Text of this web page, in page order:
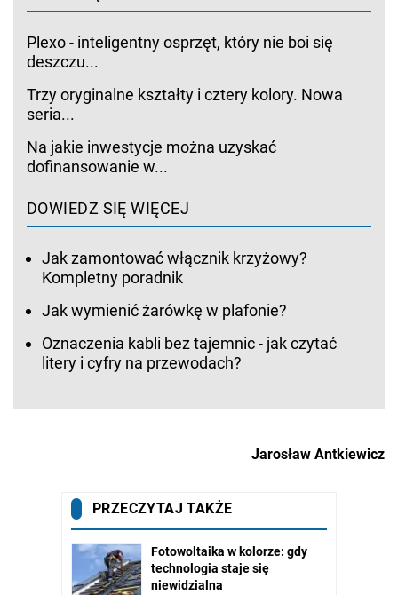
Plexo - inteligentny osprzęt, który nie boi się
deszczu...
Trzy oryginalne kształty i cztery kolory. Nowa
seria...
Na jakie inwestycje można uzyskać
dofinansowanie w...
DOWIEDZ SIĘ WIĘCEJ
Jak zamontować włącznik krzyżowy?
Kompletny poradnik
Jak wymienić żarówkę w plafonie?
Oznaczenia kabli bez tajemnic - jak czytać
litery i cyfry na przewodach?
Jarosław Antkiewicz